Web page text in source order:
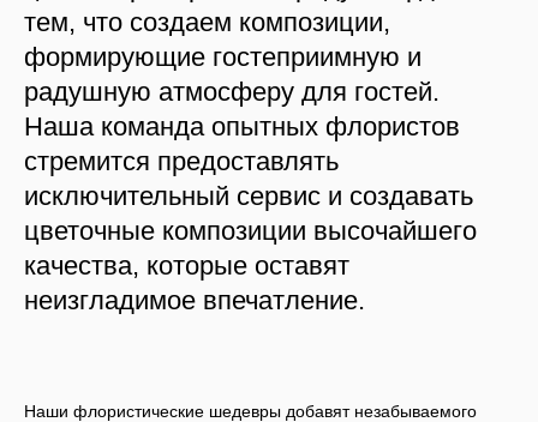
тем, что создаем композиции,
формирующие гостеприимную и
радушную атмосферу для гостей.
Наша команда опытных флористов
стремится предоставлять
исключительный сервис и создавать
цветочные композиции высочайшего
качества, которые оставят
неизгладимое впечатление.
Наши флористические шедевры добавят незабываемого